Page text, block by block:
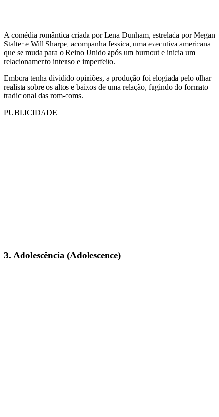
A comédia romântica criada por Lena Dunham, estrelada por Megan
Stalter e Will Sharpe, acompanha Jessica, uma executiva americana
que se muda para o Reino Unido após um burnout e inicia um
relacionamento intenso e imperfeito.
Embora tenha dividido opiniões, a produção foi elogiada pelo olhar
realista sobre os altos e baixos de uma relação, fugindo do formato
tradicional das rom-coms.
PUBLICIDADE
3. Adolescência (Adolescence)